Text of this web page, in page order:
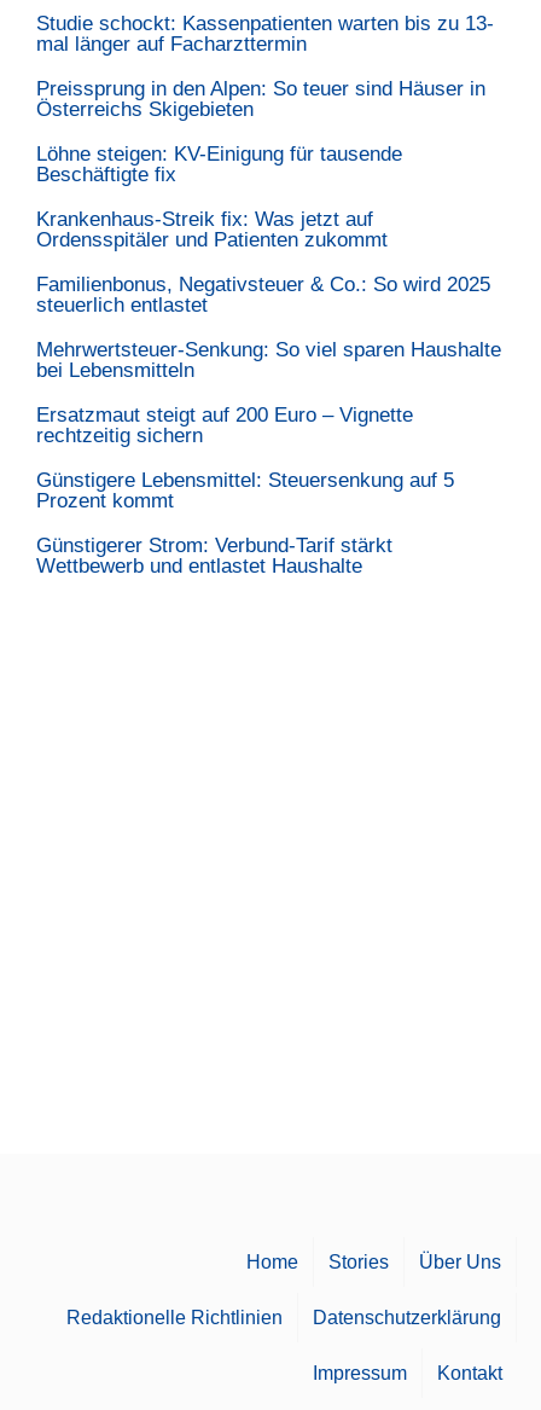
Studie schockt: Kassenpatienten warten bis zu 13-
mal länger auf Facharzttermin
Preissprung in den Alpen: So teuer sind Häuser in
Österreichs Skigebieten
Löhne steigen: KV-Einigung für tausende
Beschäftigte fix
Krankenhaus-Streik fix: Was jetzt auf
Ordensspitäler und Patienten zukommt
Familienbonus, Negativsteuer & Co.: So wird 2025
steuerlich entlastet
Mehrwertsteuer-Senkung: So viel sparen Haushalte
bei Lebensmitteln
Ersatzmaut steigt auf 200 Euro – Vignette
rechtzeitig sichern
Günstigere Lebensmittel: Steuersenkung auf 5
Prozent kommt
Günstigerer Strom: Verbund-Tarif stärkt
Wettbewerb und entlastet Haushalte
Home Stories Über Uns
Redaktionelle Richtlinien Datenschutzerklärung
Impressum Kontakt